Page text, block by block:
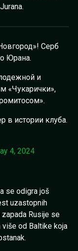
Серб
Юрана.
и
«Чукарички»,
в истории клуба.
4, 2024
se odigra još
uzastopnih
zapada Rusije se
više od Baltike koja